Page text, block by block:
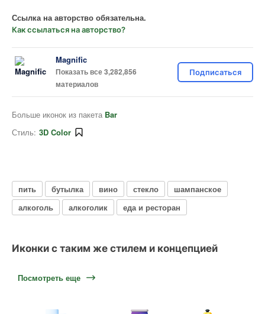
Ссылка на авторство обязательна.
Как ссылаться на авторство?
Magnific
Показать все 3,282,856
материалов
Подписаться
Больше иконок из пакета Bar
Стиль: 3D Color
пить бутылка вино стекло
шампанское
алкоголь
алкоголик еда и ресторан
Иконки с таким же стилем и концепцией
Посмотреть еще